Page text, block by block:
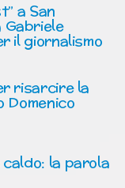
a San
Gabriele
il giornalismo
risarcire la
Domenico
la parola